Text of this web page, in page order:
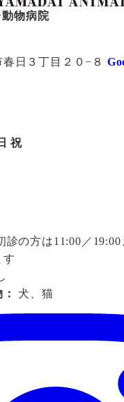
物病院
日３丁目２０−８
祝
診の方は11:00／
す
犬、猫